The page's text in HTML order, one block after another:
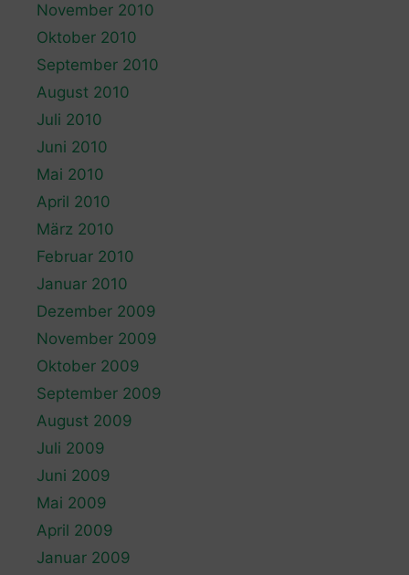
November 2010
Oktober 2010
September 2010
August 2010
Juli 2010
Juni 2010
Mai 2010
April 2010
März 2010
Februar 2010
Januar 2010
Dezember 2009
November 2009
Oktober 2009
September 2009
August 2009
Juli 2009
Juni 2009
Mai 2009
April 2009
Januar 2009